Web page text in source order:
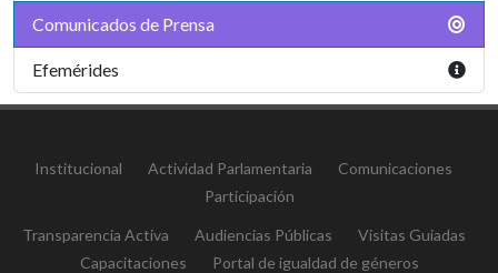
Comunicados de Prensa
Efemérides
Institucional Actividad Parlamentaria
Comunicaciones
Participación
Transparencia Activa Audiencias Públicas
Visitas Guiadas
Capacitaciones
Portal de igualdad de géneros